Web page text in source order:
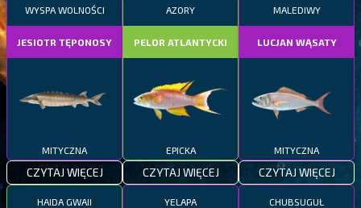
WYSPA WOLNOŚCI
JESIOTR TĘPONOSY
MITYCZNA
CZYTAJ WIĘCEJ
AZORY
PELOR ATLANTYCKI
EPICKA
CZYTAJ WIĘCEJ
MALEDIWY
LUCJAN WĄSATY
MITYCZNA
CZYTAJ WIĘCEJ
HAIDA GWAII YELAPA CHUBSUGUŁ